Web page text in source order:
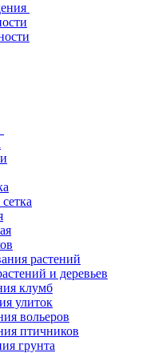
растений
и деревьев
клумб
улиток
вольеров
птичников
грунта